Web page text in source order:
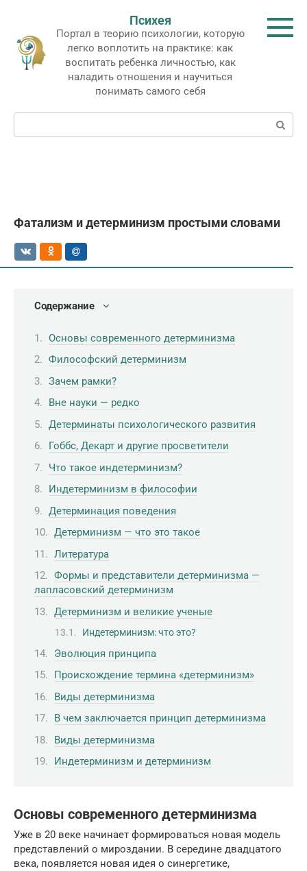
контенту
Психея
Портал в теорию психологии, которую
легко воплотить на практике: как
воспитать ребенка личностью, как
наладить отношения и научиться
понимать самого себя
Поиск:
Фатализм и детерминизм простыми словами
Содержание
Основы современного детерминизма
Философский детерминизм
Зачем рамки?
Вне науки — редко
Детерминаты психологического развития
Гоббс, Декарт и другие просветители
Что такое индетерминизм?
Индетерминизм в философии
Детерминация поведения
Детерминизм — что это такое
Литература
Формы и представители детерминизма —
лапласовский детерминизм
Детерминизм и великие ученые
Индетерминизм: что это?
Эволюция принципа
Происхождение термина «детерминизм»
Виды детерминизма
В чем заключается принцип детерминизма
Виды детерминизма
Индетерминизм и детерминизм
Основы современного детерминизма
Уже в 20 веке начинает формироваться новая модель
представлений о мироздании. В середине двадцатого
века, появляется новая идея о синергетике,